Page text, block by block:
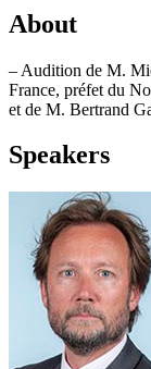
About
– Audition de M.
France, préfet du
et de M. Bertrand
Speakers